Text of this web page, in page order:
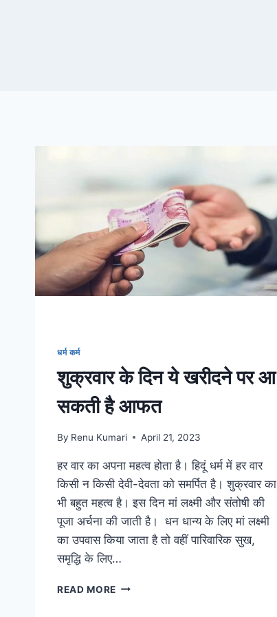
धर्म कर्म
शुक्रवार के दिन ये खरीदने पर आ
सकती है आफत
By Renu Kumari April 21, 2023
हर वार का अपना महत्व होता है। हिदूं धर्म में हर वार
किसी न किसी देवी-देवता को समर्पित है। शुक्रवार का
भी बहुत महत्व है। इस दिन मां लक्ष्मी और संतोषी की
पूजा अर्चना की जाती है। धन धान्य के लिए मां लक्ष्मी
का उपवास किया जाता है तो वहीं पारिवारिक सुख,
समृद्धि के लिए…
READ MORE शुक्रवार